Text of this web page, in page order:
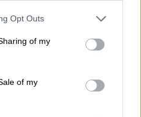
Opt Outs
of my
of my
Goldman Sachs, η ισχυρή
της ΓΕΚ ΤΕΡΝΑ